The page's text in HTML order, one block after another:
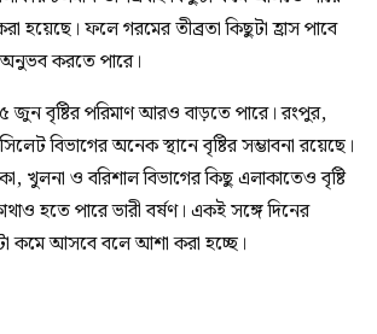
হয়েছে। ফলে গরমের তীব্রতা কিছুটা হ্রাস পাবে
অনুভব করতে পারে।
জুন বৃষ্টির পরিমাণ আরও বাড়তে পারে। রংপুর,
বিভাগের অনেক স্থানে বৃষ্টির সম্ভাবনা রয়েছে।
খুলনা ও বরিশাল বিভাগের কিছু এলাকাতেও বৃষ্টি
হতে পারে ভারী বর্ষণ। একই সঙ্গে দিনের
কমে আসবে বলে আশা করা হচ্ছে।